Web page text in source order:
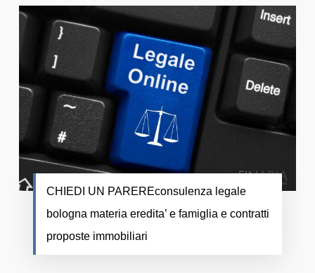
CHIEDI UN PAREREconsulenza legale
bologna materia eredita’ e famiglia e contratti
proposte immobiliari